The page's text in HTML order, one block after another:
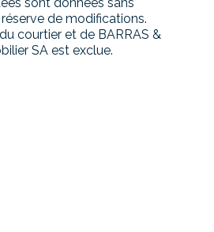
de modifications.
courtier et de BARRAS &
SA est exclue.